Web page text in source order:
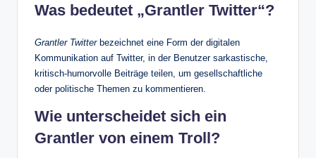
Was bedeutet „Grantler Twitter“?
Grantler Twitterbezeichnet eine Form der digitalen
Kommunikation auf Twitter, in der Benutzer sarkastische,
kritisch‑humorvolle Beiträge teilen, um gesellschaftliche
oder politische Themen zu kommentieren.
Wie unterscheidet sich ein
Grantler von einem Troll?